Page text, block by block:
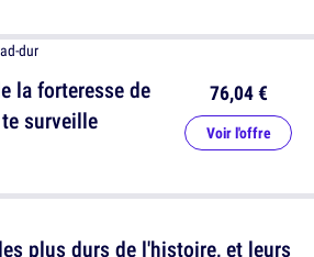
la forteresse de
surveille
76,04 €
Voir l'offre
plus durs de l'histoire, et leurs